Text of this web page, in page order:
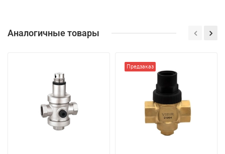
Аналогичные товары
Предзаказ